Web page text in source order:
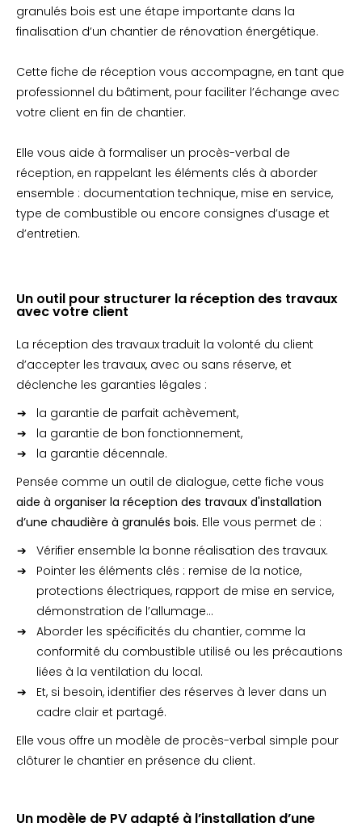
granulés bois est une étape importante dans la
finalisation d’un chantier de rénovation énergétique.
Cette fiche de réception vous accompagne, en tant que
professionnel du bâtiment, pour faciliter l’échange avec
votre client en fin de chantier.
Elle vous aide à formaliser un procès-verbal de
réception, en rappelant les éléments clés à aborder
ensemble : documentation technique, mise en service,
type de combustible ou encore consignes d’usage et
d’entretien.
Un outil pour structurer la réception des travaux
avec votre client
La réception des travaux traduit la volonté du client
d’accepter les travaux, avec ou sans réserve, et
déclenche les garanties légales :
la garantie de parfait achèvement,
la garantie de bon fonctionnement,
la garantie décennale.
Pensée comme un outil de dialogue, cette fiche vous
aide à organiser la réception des travaux d'installation
d’une chaudière à granulés bois. Elle vous permet de :
Vérifier ensemble la bonne réalisation des travaux.
Pointer les éléments clés : remise de la notice,
protections électriques, rapport de mise en service,
démonstration de l’allumage…
Aborder les spécificités du chantier, comme la
conformité du combustible utilisé ou les précautions
liées à la ventilation du local.
Et, si besoin, identifier des réserves à lever dans un
cadre clair et partagé.
Elle vous offre un modèle de procès-verbal simple pour
clôturer le chantier en présence du client.
Un modèle de PV adapté à l’installation d’une